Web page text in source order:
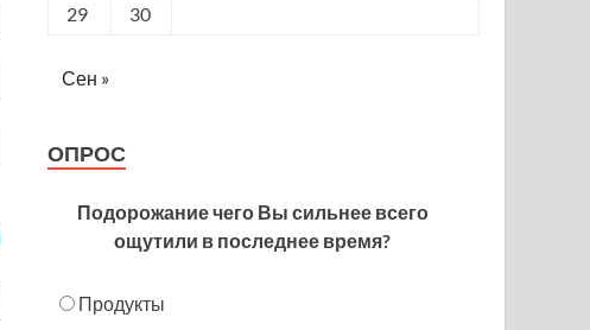
29
30
Сен »
ОПРОС
Подорожание чего Вы сильнее всего
ощутили в последнее время?
Продукты